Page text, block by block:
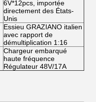
6V*12pcs, importée
directement des États-
Unis
Essieu GRAZIANO italien
avec rapport de
démultiplication 1:16
Chargeur embarqué
haute fréquence
Régulateur 48V/17A